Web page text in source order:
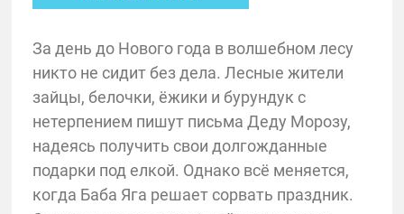
За день до Нового года в волшебном лесу
никто не сидит без дела. Лесные жители
зайцы, белочки, ёжики и бурундук с
нетерпением пишут письма Деду Морозу,
надеясь получить свои долгожданные
подарки под елкой. Однако всё меняется,
когда Баба Яга решает сорвать праздник.